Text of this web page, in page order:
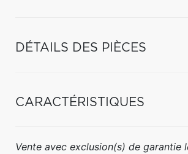
DÉTAILS DES PIÈCES
CARACTÉRISTIQUES
Vente avec exclusion(s) de garantie